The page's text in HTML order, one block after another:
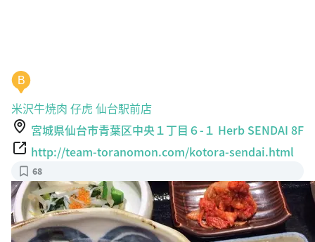
B
米沢牛焼肉 仔虎 仙台駅前店
宮城県仙台市青葉区中央１丁目６-１ Herb SENDAI 8F
http://team-toranomon.com/kotora-sendai.html
68